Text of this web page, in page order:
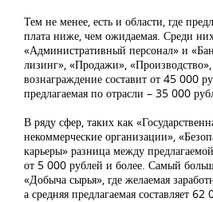
Тем не менее, есть и области, где
плата ниже, чем ожидаемая. Среди
«Административный персонал» и
лизинг», «Продажи»,
вознаграждение составит от 45 000
предлагаемая по отрасли – 35 000
В ряду сфер, таких как
некоммерческие организации»,
карьеры» разница между
от 5 000 рублей и более. Самый
«Добыча сырья», где желаемая
а средняя предлагаемая составляет 62